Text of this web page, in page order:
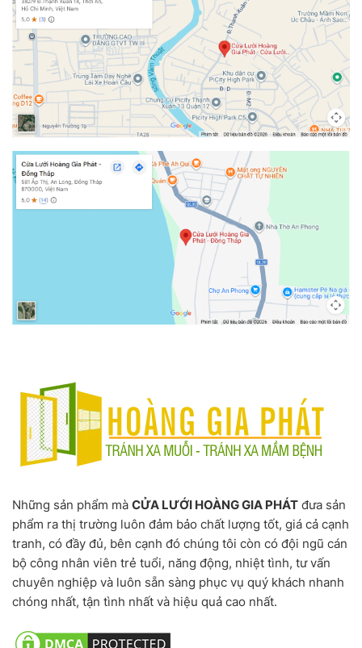
Những sản phẩm mà CỬA LƯỚI HOÀNG GIA PHÁT đưa sản
phẩm ra thị trường luôn đảm bảo chất lượng tốt, giá cả cạnh
tranh, có đầy đủ, bên cạnh đó chúng tôi còn có đội ngũ cán
bộ công nhân viên trẻ tuổi, năng động, nhiệt tình, tư vấn
chuyên nghiệp và luôn sẵn sàng phục vụ quý khách nhanh
chóng nhất, tận tình nhất và hiệu quả cao nhất.